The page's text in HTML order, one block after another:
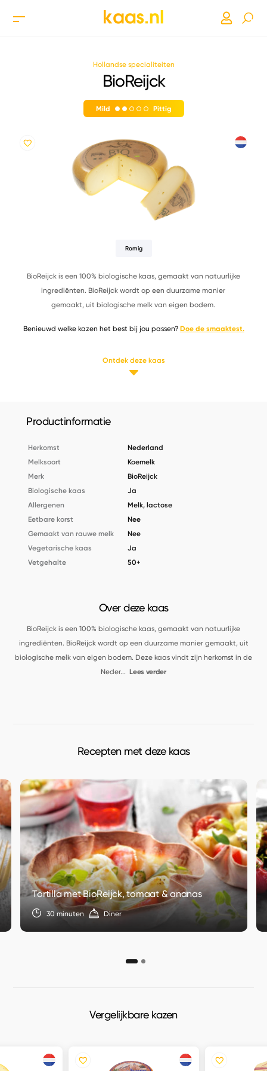
Hollandse specialiteiten
BioReijck
Mild Pittig
Romig
BioReijck is een 100% biologische kaas, gemaakt van natuurlijke
ingrediënten. BioReijck wordt op een duurzame manier
gemaakt, uit biologische melk van eigen bodem.
Benieuwd welke kazen het best bij jou passen? Doe de smaaktest.
Ontdek deze kaas
Productinformatie
Herkomst
Nederland
Melksoort
Koemelk
Merk
BioReijck
Biologische kaas
Ja
Allergenen
Melk, lactose
Eetbare korst
Nee
Gemaakt van rauwe melk
Nee
Vegetarische kaas
Ja
Vetgehalte
50+
Over deze kaas
BioReijck is een 100% biologische kaas, gemaakt van natuurlijke
ingrediënten. BioReijck wordt op een duurzame manier gemaakt, uit
biologische melk van eigen bodem. Deze kaas vindt zijn herkomst in de
Neder... Lees verder
Recepten met deze kaas
Tortilla met BioReijck, tomaat & ananas
30 minuten Diner
Vergelijkbare kazen